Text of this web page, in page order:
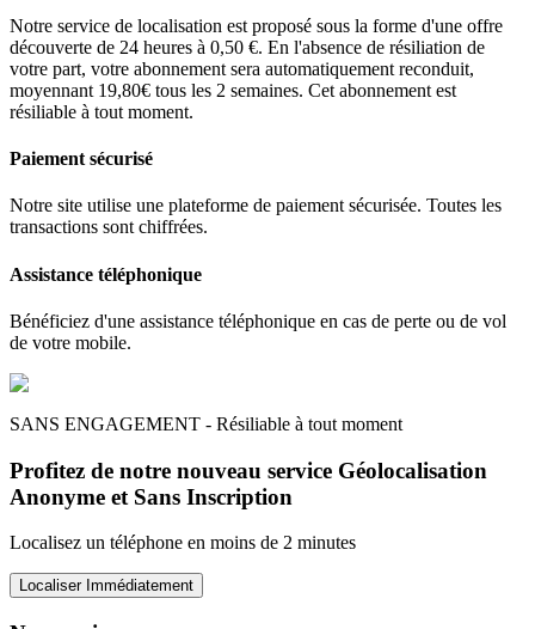
Notre service de localisation est proposé sous la forme d'une offre
découverte de 24 heures à 0,50 €. En l'absence de résiliation de
votre part, votre abonnement sera automatiquement reconduit,
moyennant 19,80€ tous les 2 semaines. Cet abonnement est
résiliable à tout moment.
Paiement sécurisé
Notre site utilise une plateforme de paiement sécurisée. Toutes les
transactions sont chiffrées.
Assistance téléphonique
Bénéficiez d'une assistance téléphonique en cas de perte ou de vol
de votre mobile.
SANS ENGAGEMENT - Résiliable à tout moment
Profitez de notre nouveau service Géolocalisation
Anonyme et Sans Inscription
Localisez un téléphone en moins de 2 minutes
Localiser Immédiatement